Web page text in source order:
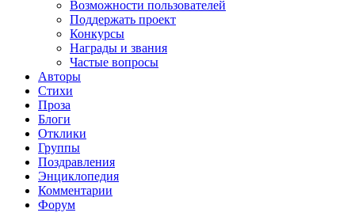
Возможности пользователей
Поддержать проект
Конкурсы
Награды и звания
Частые вопросы
Авторы
Стихи
Проза
Блоги
Отклики
Группы
Поздравления
Энциклопедия
Комментарии
Форум